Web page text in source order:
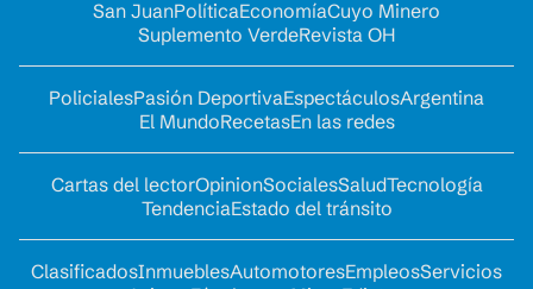
San JuanPolíticaEconomíaCuyo Minero
Suplemento VerdeRevista OH
PolicialesPasión DeportivaEspectáculosArgentina
El MundoRecetasEn las redes
Cartas del lectorOpinionSocialesSaludTecnología
TendenciaEstado del tránsito
ClasificadosInmueblesAutomotoresEmpleosServicios